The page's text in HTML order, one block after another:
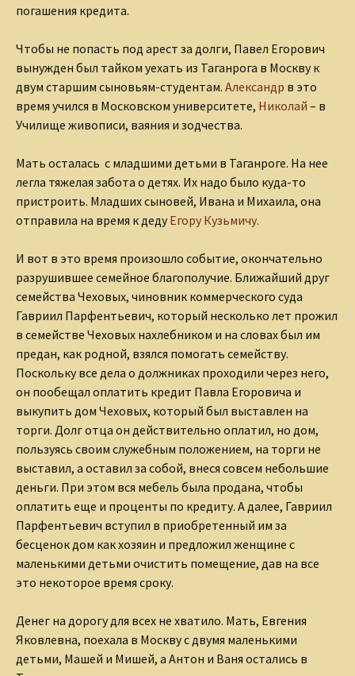
погашения кредита.
Чтобы не попасть под арест за долги, Павел Егорович
вынужден был тайком уехать из Таганрога в Москву к
двум старшим сыновьям-студентам. Александр в это
время учился в Московском университете, Николай – в
Училище живописи, ваяния и зодчества.
Мать осталась с младшими детьми в Таганроге. На нее
легла тяжелая забота о детях. Их надо было куда-то
пристроить. Младших сыновей, Ивана и Михаила, она
отправила на время к дедуЕгору Кузьмичу.
И вот в это время произошло событие, окончательно
разрушившее семейное благополучие. Ближайший друг
семейства Чеховых, чиновник коммерческого суда
Гавриил Парфентьевич, который несколько лет прожил
в семействе Чеховых нахлебником и на словах был им
предан, как родной, взялся помогать семейству.
Поскольку все дела о должниках проходили через него,
он пообещал оплатить кредит Павла Егоровича и
выкупить дом Чеховых, который был выставлен на
торги. Долг отца он действительно оплатил, но дом,
пользуясь своим служебным положением, на торги не
выставил, а оставил за собой, внеся совсем небольшие
деньги. При этом вся мебель была продана, чтобы
оплатить еще и проценты по кредиту. А далее, Гавриил
Парфентьевич вступил в приобретенный им за
бесценок дом как хозяин и предложил женщине с
маленькими детьми очистить помещение, дав на все
это некоторое время сроку.
Денег на дорогу для всех не хватило. Мать, Евгения
Яковлевна, поехала в Москву с двумя маленькими
детьми, Машей и Мишей, а Антон и Ваня остались в